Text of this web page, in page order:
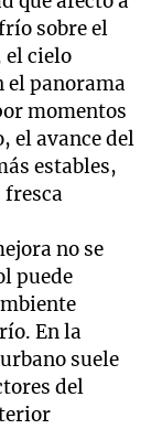
sobre el
el cielo
el panorama
momentos
el avance del
estables,
fresca
no se
puede
En la
suele
del